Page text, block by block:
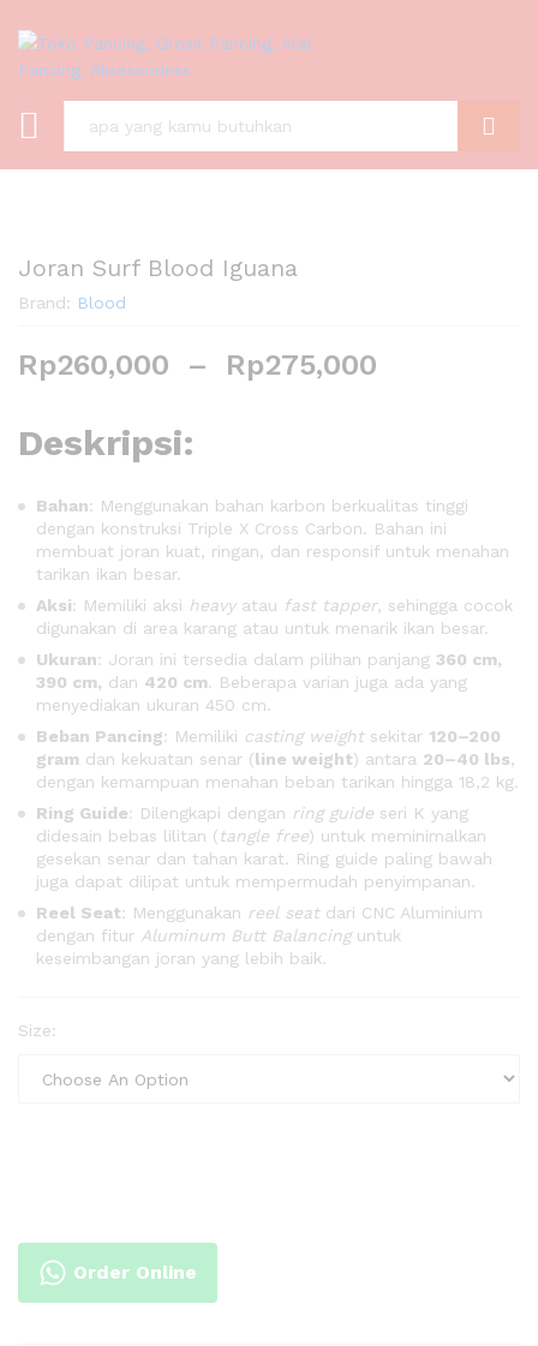
Joran Surf Blood Iguana
Brand: Blood
Rp260,000 – Rp275,000
Deskripsi:
Bahan: Menggunakan bahan karbon berkualitas tinggi
dengan konstruksi Triple X Cross Carbon. Bahan ini
membuat joran kuat, ringan, dan responsif untuk menahan
tarikan ikan besar.
Aksi: Memiliki aksi heavyatau fast tapper, sehingga cocok
digunakan di area karang atau untuk menarik ikan besar.
Ukuran: Joran ini tersedia dalam pilihan panjang 360 cm,
390 cm, dan 420 cm. Beberapa varian juga ada yang
menyediakan ukuran 450 cm.
Beban Pancing: Memiliki casting weightsekitar 120–200
gram dan kekuatan senar (line weight) antara 20–40 lbs,
dengan kemampuan menahan beban tarikan hingga 18,2 kg.
Ring Guide: Dilengkapi dengan ring guide seri K yang
didesain bebas lilitan (tangle free) untuk meminimalkan
gesekan senar dan tahan karat. Ring guide paling bawah
juga dapat dilipat untuk mempermudah penyimpanan.
Reel Seat: Menggunakan reel seatdari CNC Aluminium
dengan fitur Aluminum Butt Balancinguntuk
keseimbangan joran yang lebih baik.
Size:
Order Online